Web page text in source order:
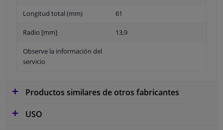
Longitud total (mm) 61
Radio [mm] 13,9
Observe la información del
servicio
Productos similares de otros fabricantes
USO